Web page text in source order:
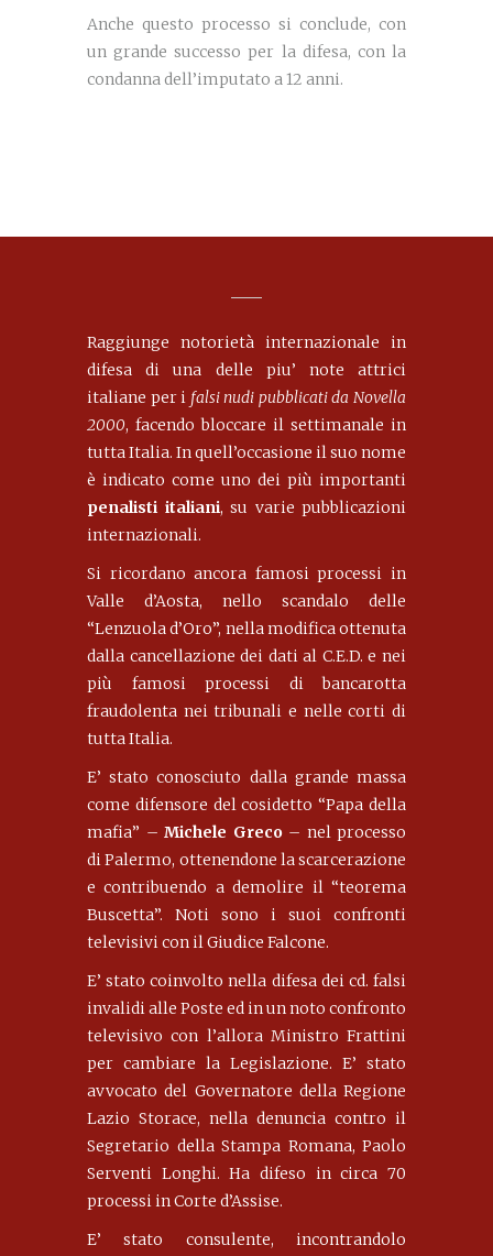
Anche questo processo si conclude, con
un grande successo per la difesa, con la
condanna dell’imputato a 12 anni.
Raggiunge notorietà internazionale in
difesa di una delle piu’ note attrici
italiane per i falsi nudi pubblicati da Novella
2000, facendo bloccare il settimanale in
tutta Italia. In quell’occasione il suo nome
è indicato come uno dei più importanti
penalisti italiani, su varie pubblicazioni
internazionali.
Si ricordano ancora famosi processi in
Valle d’Aosta, nello scandalo delle
“Lenzuola d’Oro”, nella modifica ottenuta
dalla cancellazione dei dati al C.E.D. e nei
più famosi processi di bancarotta
fraudolenta nei tribunali e nelle corti di
tutta Italia.
E’ stato conosciuto dalla grande massa
come difensore del cosidetto “Papa della
mafia” – Michele Greco– nel processo
di Palermo, ottenendone la scarcerazione
e contribuendo a demolire il “teorema
Buscetta”. Noti sono i suoi confronti
televisivi con il Giudice Falcone.
E’ stato coinvolto nella difesa dei cd. falsi
invalidi alle Poste ed in un noto confronto
televisivo con l’allora Ministro Frattini
per cambiare la Legislazione. E’ stato
avvocato del Governatore della Regione
Lazio Storace, nella denuncia contro il
Segretario della Stampa Romana, Paolo
Serventi Longhi. Ha difeso in circa 70
processi in Corte d’Assise.
E’ stato consulente, incontrandolo